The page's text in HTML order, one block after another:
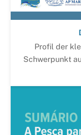
Profil der
Schwerpunkt